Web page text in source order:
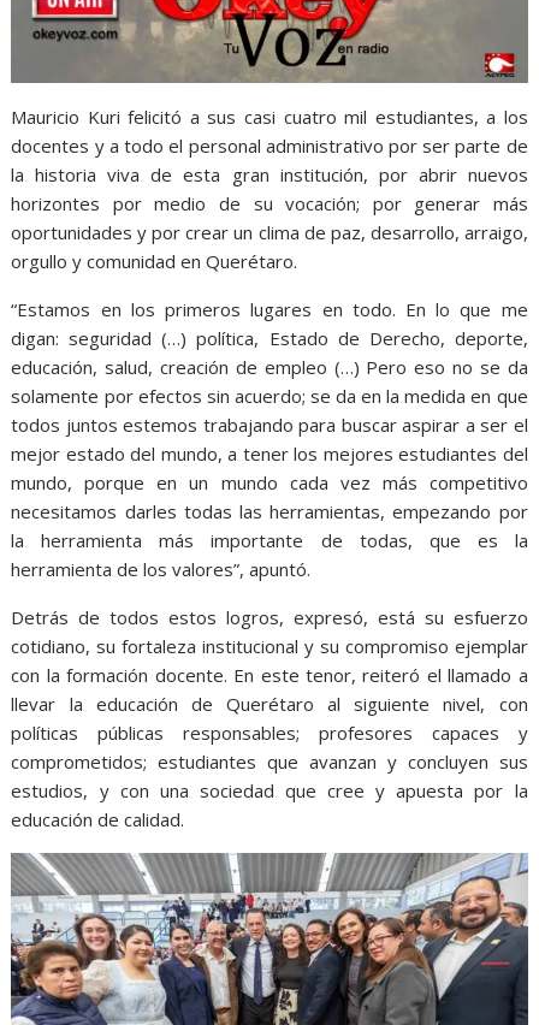
Mauricio Kuri felicitó a sus casi cuatro mil estudiantes, a los
docentes y a todo el personal administrativo por ser parte de
la historia viva de esta gran institución, por abrir nuevos
horizontes por medio de su vocación; por generar más
oportunidades y por crear un clima de paz, desarrollo, arraigo,
orgullo y comunidad en Querétaro.
“Estamos en los primeros lugares en todo. En lo que me
digan: seguridad (…) política, Estado de Derecho, deporte,
educación, salud, creación de empleo (…) Pero eso no se da
solamente por efectos sin acuerdo; se da en la medida en que
todos juntos estemos trabajando para buscar aspirar a ser el
mejor estado del mundo, a tener los mejores estudiantes del
mundo, porque en un mundo cada vez más competitivo
necesitamos darles todas las herramientas, empezando por
la herramienta más importante de todas, que es la
herramienta de los valores”, apuntó.
Detrás de todos estos logros, expresó, está su esfuerzo
cotidiano, su fortaleza institucional y su compromiso ejemplar
con la formación docente. En este tenor, reiteró el llamado a
llevar la educación de Querétaro al siguiente nivel, con
políticas públicas responsables; profesores capaces y
comprometidos; estudiantes que avanzan y concluyen sus
estudios, y con una sociedad que cree y apuesta por la
educación de calidad.